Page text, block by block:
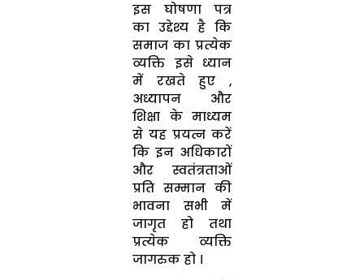
इस घोषणा पत्र
का उद्देश्य है कि
समाज का प्रत्येक
व्यक्ति इसे ध्यान
में रखते हुए ,
अध्यापन और
शिक्षा के माध्यम
से यह प्रयत्न करें
कि इन अधिकारों
और स्वतंत्रताओं
प्रति सम्मान की
भावना सभी में
जागृत हो तथा
प्रत्येक व्यक्ति
जागरुक हो ।